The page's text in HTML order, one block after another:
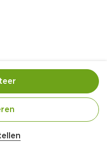
Bereiding
(2 st., 600 g)